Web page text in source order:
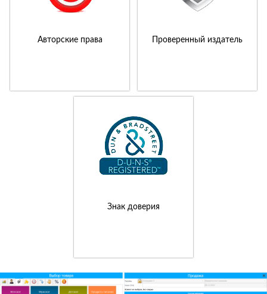
Авторские права Проверенный издатель
Знак доверия